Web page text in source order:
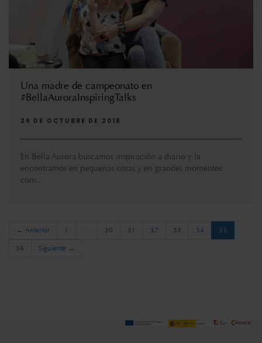
Una madre de campeonato en
#BellaAuroraInspiringTalks
29 DE OCTUBRE DE 2018
En Bella Aurora buscamos inspiración a diario y la
encontramos en pequeñas cosas y en grandes momentos
com...
← Anterior 1 30 31 32 33 34 35
36 Siguiente →